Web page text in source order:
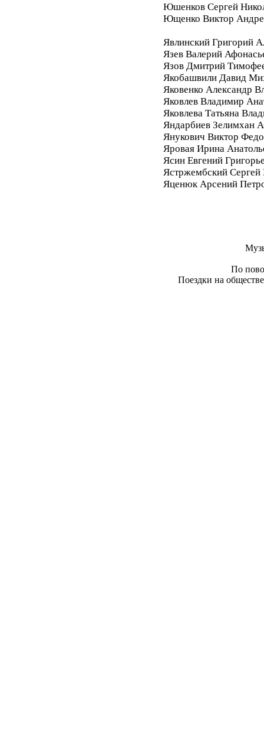
Юшенков Сергей
Ющенко Виктор
Явлинский Григорий
Язев Валерий
Язов Дмитрий
Якобашвили Давид
Яковенко Александр
Яковлев Владимир
Яковлева Татьяна
Яндарбиев Зелимхан
Янукович Виктор
Яровая Ирина
Ясин Евгений
Ястржембский
Яценюк Арсений
По
Поездки на